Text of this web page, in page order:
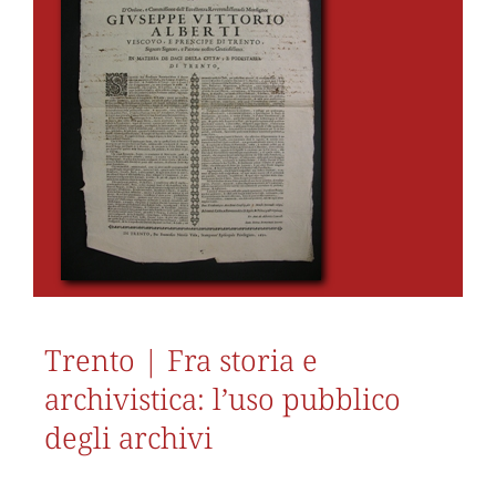
Trento | Fra storia e
archivistica: l’uso pubblico
degli archivi